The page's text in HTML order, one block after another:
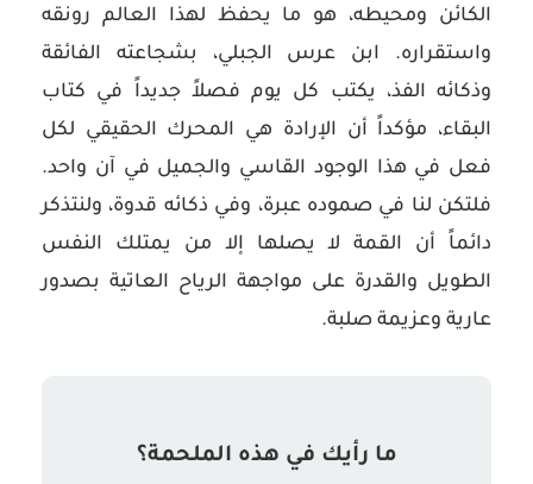
الكائن ومحيطه، هو ما يحفظ لهذا العالم رونقه
واستقراره. ابن عرس الجبلي، بشجاعته الفائقة
وذكائه الفذ، يكتب كل يوم فصلاً جديداً في كتاب
البقاء، مؤكداً أن الإرادة هي المحرك الحقيقي لكل
فعل في هذا الوجود القاسي والجميل في آن واحد.
فلتكن لنا في صموده عبرة، وفي ذكائه قدوة، ولنتذكر
دائماً أن القمة لا يصلها إلا من يمتلك النفس
الطويل والقدرة على مواجهة الرياح العاتية بصدور
عارية وعزيمة صلبة.
ما رأيك في هذه الملحمة؟